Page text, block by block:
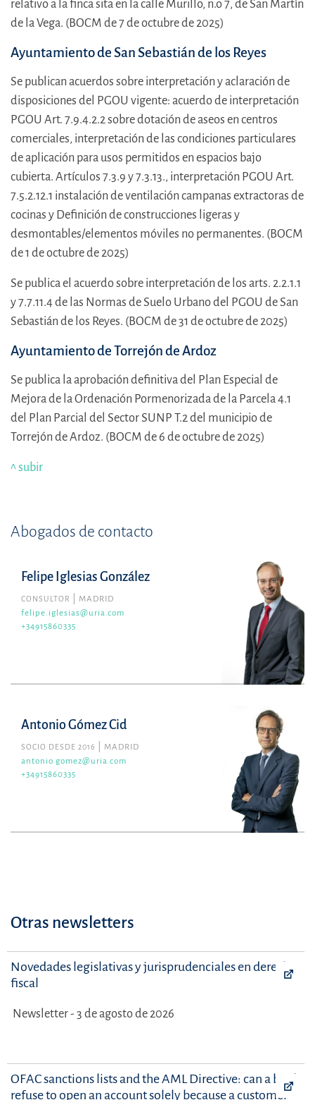
relativo a la finca sita en la calle Murillo, n.o 7, de San Martín
de la Vega. (BOCM de 7 de octubre de 2025)
Ayuntamiento de San Sebastián de los Reyes
Se publican acuerdos sobre interpretación y aclaración de
disposiciones del PGOU vigente: acuerdo de interpretación
PGOU Art. 7.9.4.2.2 sobre dotación de aseos en centros
comerciales, interpretación de las condiciones particulares
de aplicación para usos permitidos en espacios bajo
cubierta. Artículos 7.3.9 y 7.3.13., interpretación PGOU Art.
7.5.2.12.1 instalación de ventilación campanas extractoras de
cocinas y Definición de construcciones ligeras y
desmontables/elementos móviles no permanentes. (BOCM
de 1 de octubre de 2025)
Se publica el acuerdo sobre interpretación de los arts. 2.2.1.1
y 7.7.11.4 de las Normas de Suelo Urbano del PGOU de San
Sebastián de los Reyes. (BOCM de 31 de octubre de 2025)
Ayuntamiento de Torrejón de Ardoz
Se publica la aprobación definitiva del Plan Especial de
Mejora de la Ordenación Pormenorizada de la Parcela 4.1
del Plan Parcial del Sector SUNP T.2 del municipio de
Torrejón de Ardoz. (BOCM de 6 de octubre de 2025)
^ subir
Abogados de contacto
Felipe Iglesias González
CONSULTOR
MADRID
felipe.iglesias@uria.com
+34915860335
Antonio Gómez Cid
SOCIO DESDE 2016
MADRID
antonio.gomez@uria.com
+34915860335
Otras newsletters
Novedades legislativas y jurisprudenciales en derecho
fiscal
Newsletter - 3 de agosto de 2026
OFAC sanctions lists and the AML Directive: can a bank
refuse to open an account solely because a customer